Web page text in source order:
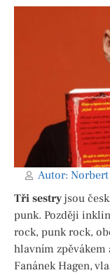
Autor:
Tři sestry jsou
punk. Později
rock, punk rock,
hlavním zpěvákem
Fanánek Hagen,